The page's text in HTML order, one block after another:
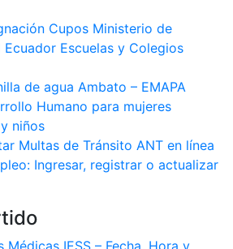
Cupos Ministerio de
Ecuador Escuelas y Colegios
de agua Ambato – EMAPA
Humano para mujeres
niños
Multas de Tránsito ANT en línea
Ingresar, registrar o actualizar
Médicas IESS – Fecha, Hora y